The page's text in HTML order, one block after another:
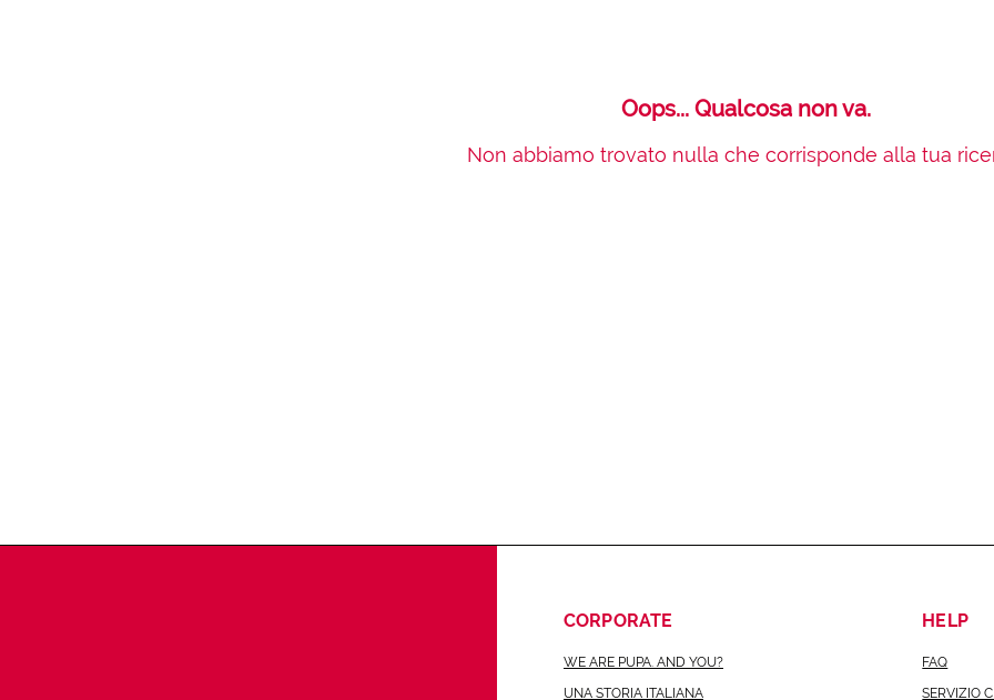
Oops... Qualcosa non va.
Non abbiamo trovato nulla che corrisponde alla tua
CORPORATE
WE ARE PUPA. AND YOU?
UNA STORIA ITALIANA
HELP
FAQ
SERVIZIO